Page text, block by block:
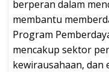
berperan dalam
membantu
Program
mencakup sektor
kewirausahaan, dan